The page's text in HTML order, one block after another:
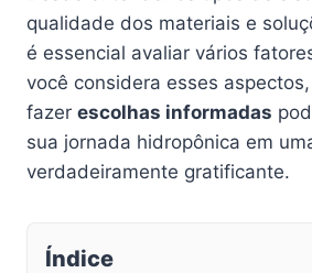
qualidade dos materiais e
é essencial avaliar vários
você considera esses
fazer escolhas informadas
sua jornada hidropônica em
verdadeiramente gratificante.
Índice